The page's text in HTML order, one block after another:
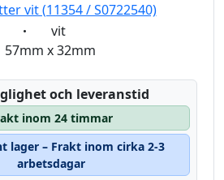
vit (11354 / S0722540)
Eigenschaft:
vit
57mm x 32mm
och leveranstid
inom 24 timmar
lager – Frakt inom cirka 2-3
arbetsdagar